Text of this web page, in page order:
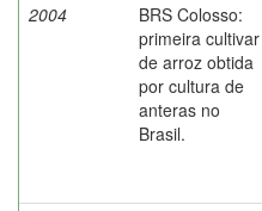
2004
BRS Colosso:
primeira cultivar
de arroz obtida
por cultura de
anteras no
Brasil.